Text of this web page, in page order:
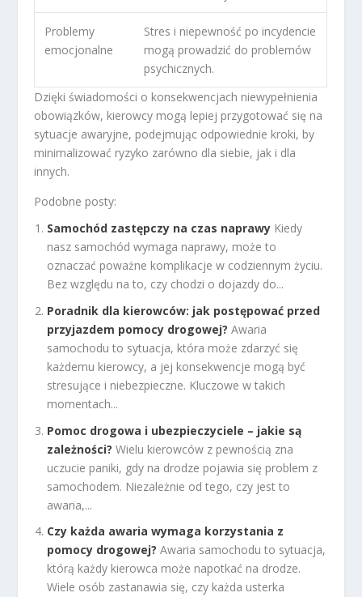
Problemy
emocjonalne
Stres i niepewność po incydencie
mogą prowadzić do problemów
psychicznych.
Dzięki świadomości o konsekwencjach niewypełnienia
obowiązków, kierowcy mogą lepiej przygotować się na
sytuacje awaryjne, podejmując odpowiednie kroki, by
minimalizować ryzyko zarówno dla siebie, jak i dla
innych.
Podobne posty:
Samochód zastępczy na czas naprawy Kiedy
nasz samochód wymaga naprawy, może to
oznaczać poważne komplikacje w codziennym życiu.
Bez względu na to, czy chodzi o dojazdy do...
Poradnik dla kierowców: jak postępować przed
przyjazdem pomocy drogowej? Awaria
samochodu to sytuacja, która może zdarzyć się
każdemu kierowcy, a jej konsekwencje mogą być
stresujące i niebezpieczne. Kluczowe w takich
momentach...
Pomoc drogowa i ubezpieczyciele – jakie są
zależności? Wielu kierowców z pewnością zna
uczucie paniki, gdy na drodze pojawia się problem z
samochodem. Niezależnie od tego, czy jest to
awaria,...
Czy każda awaria wymaga korzystania z
pomocy drogowej? Awaria samochodu to sytuacja,
którą każdy kierowca może napotkać na drodze.
Wiele osób zastanawia się, czy każda usterka